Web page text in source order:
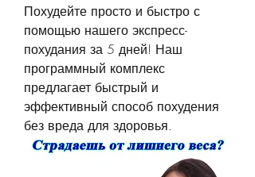
Похудейте просто и быстро с
помощью нашего экспресс-
похудания за 5 дней! Наш
программный комплекс
предлагает быстрый и
эффективный способ похудения
без вреда для здоровья.